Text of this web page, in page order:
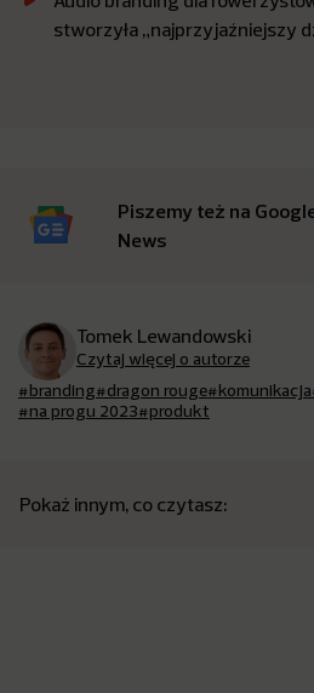
stworzyła „najprzyjaźniejszy
Piszemy też na
News
Tomek Lewandowski
Czytaj więcej o autorze
#branding#dragon rouge#komunikacja
#na progu 2023#produkt
Pokaż innym, co czytasz: